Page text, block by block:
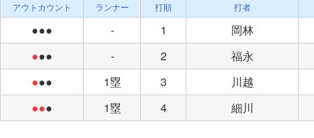
アウトカウント ランナー 打順 打者
●●● - 1
岡林
●●● - 2
福永
●●● 1塁 3
川越
●●● 1塁 4 細川